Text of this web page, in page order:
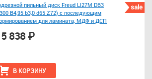
sale
пильный диск Freud LI27M DB3
B4,95 b3,0 d65 Z72) с последующим
для ламината, МДФ и ДСП
В КОРЗИНУ
838 ₽